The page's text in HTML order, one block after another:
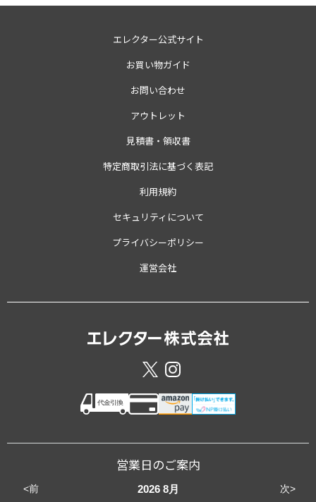
エレクター公式サイト
お買い物ガイド
お問い合わせ
アウトレット
見積書・領収書
特定商取引法に基づく表記
利用規約
セキュリティについて
プライバシーポリシー
運営会社
営業日のご案内
<前 次>
2026 8月